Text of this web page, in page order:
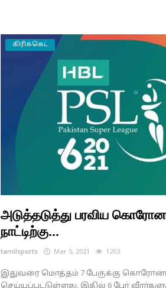
கிரிக்கெட்
அடுத்தடுத்து பரவிய
நாட்டிற்கு...
tamilsports Mar 5, 2021 1203
இதுவரை மொத்தம் 7 பேருக்கு கொரோனா